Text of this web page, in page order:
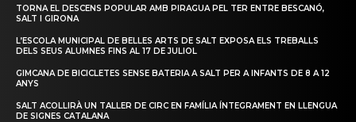
TORNA EL DESCENS POPULAR AMB PIRAGUA PEL TER ENTRE BESCANÓ,
SALT I GIRONA
L’ESCOLA MUNICIPAL DE BELLES ARTS DE SALT EXPOSA ELS TREBALLS
DELS SEUS ALUMNES FINS AL 17 DE JULIOL
GIMCANA DE BICICLETES SENSE BATERIA A SALT PER A INFANTS DE 8 A 12
ANYS
SALT ACOLLIRÀ UN TALLER DE CIRC EN FAMÍLIA ÍNTEGRAMENT EN LLENGUA
DE SIGNES CATALANA